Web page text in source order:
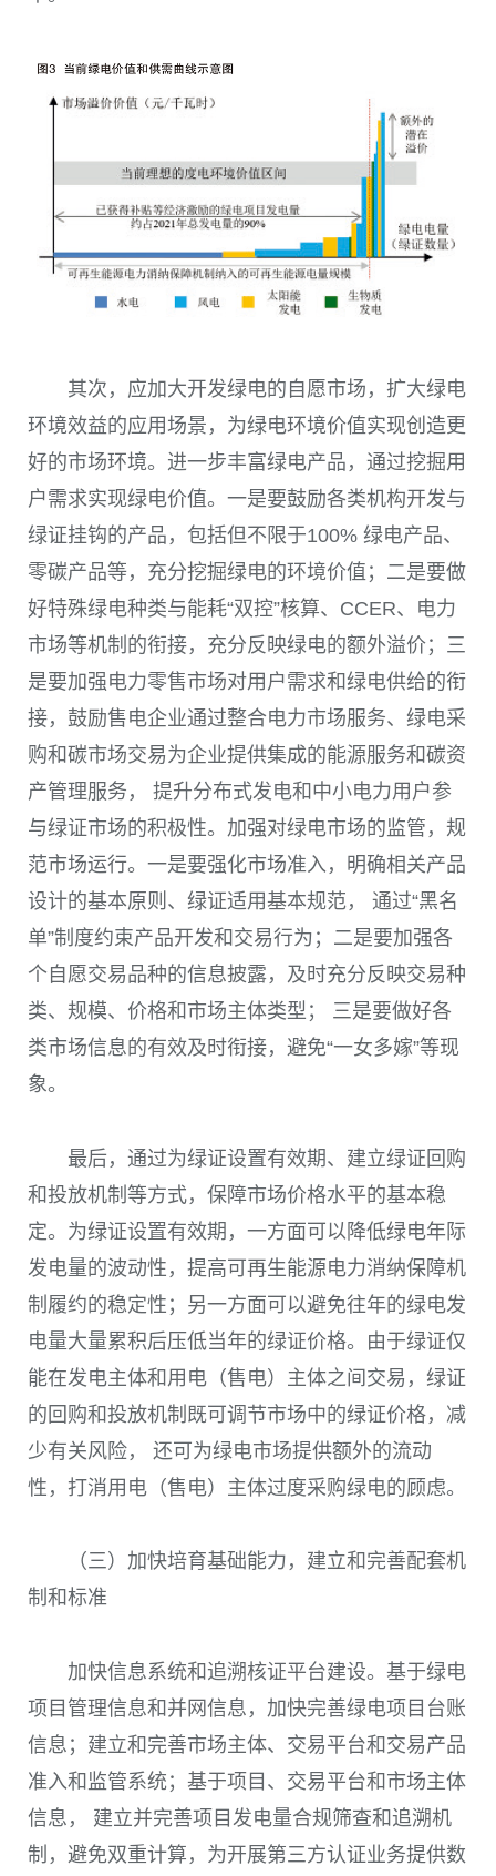
其次，应加大开发绿电的自愿市场，扩大绿电
环境效益的应用场景，为绿电环境价值实现创造更
好的市场环境。进一步丰富绿电产品，通过挖掘用
户需求实现绿电价值。一是要鼓励各类机构开发与
绿证挂钩的产品，包括但不限于100% 绿电产品、
零碳产品等，充分挖掘绿电的环境价值；二是要做
好特殊绿电种类与能耗“双控”核算、 CCER、电力
市场等机制的衔接，充分反映绿电的额外溢价；三
是要加强电力零售市场对用户需求和绿电供给的衔
接，鼓励售电企业通过整合电力市场服务、绿电采
购和碳市场交易为企业提供集成的能源服务和碳资
产管理服务， 提升分布式发电和中小电力用户参
与绿证市场的积极性。加强对绿电市场的监管，规
范市场运行。一是要强化市场准入，明确相关产品
设计的基本原则、绿证适用基本规范， 通过“黑名
单”制度约束产品开发和交易行为；二是要加强各
个自愿交易品种的信息披露，及时充分反映交易种
类、规模、价格和市场主体类型； 三是要做好各
类市场信息的有效及时衔接，避免“一女多嫁”等现
象。
最后，通过为绿证设置有效期、建立绿证回购
和投放机制等方式，保障市场价格水平的基本稳
定。为绿证设置有效期，一方面可以降低绿电年际
发电量的波动性，提高可再生能源电力消纳保障机
制履约的稳定性；另一方面可以避免往年的绿电发
电量大量累积后压低当年的绿证价格。由于绿证仅
能在发电主体和用电 （售电） 主体之间交易，绿证
的回购和投放机制既可调节市场中的绿证价格，减
少有关风险， 还可为绿电市场提供额外的流动
性，打消用电 （售电） 主体过度采购绿电的顾虑。
（三）加快培育基础能力，建立和完善配套机
制和标准
加快信息系统和追溯核证平台建设。基于绿电
项目管理信息和并网信息，加快完善绿电项目台账
信息；建立和完善市场主体、交易平台和交易产品
准入和监管系统；基于项目、交易平台和市场主体
信息， 建立并完善项目发电量合规筛查和追溯机
制，避免双重计算，为开展第三方认证业务提供数